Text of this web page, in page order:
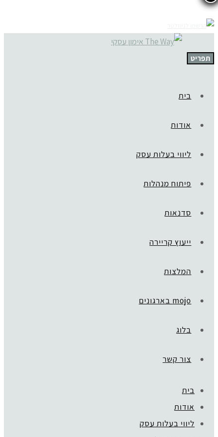
תפריט
בית
אודות
ליווי בעלות עסק
פיתוח מנהלות
סדנאות
ייעוץ קריירה
המלצות
mojo בארגונים
בלוג
צור קשר
בית
אודות
ליווי בעלות עסק
success